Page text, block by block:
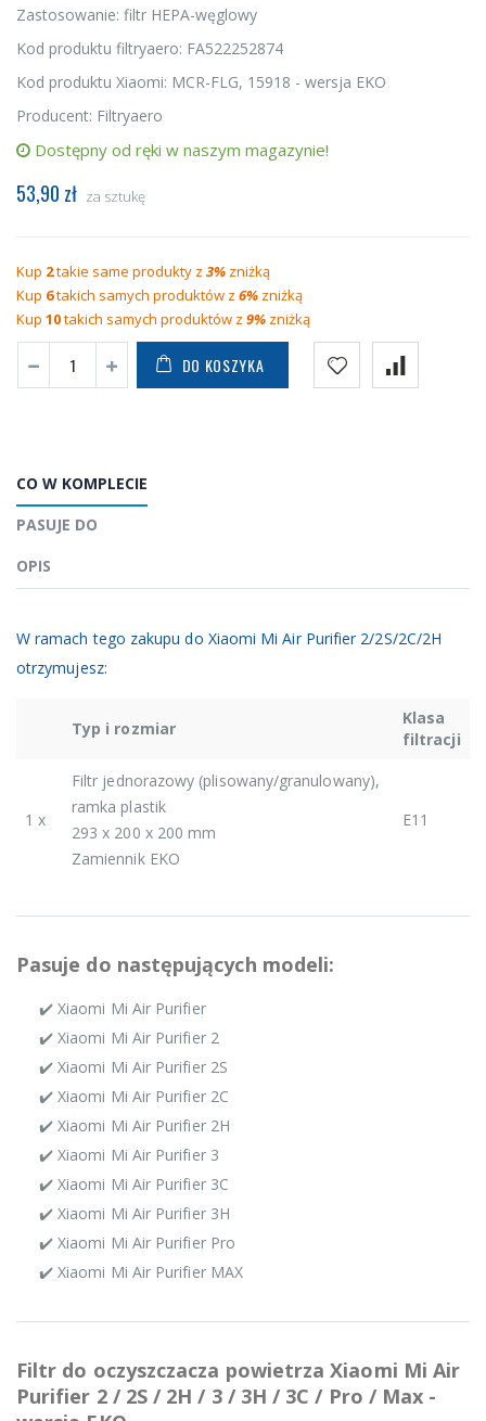
Zastosowanie: filtr HEPA-węglowy
Kod produktu filtryaero: FA522252874
Kod produktu Xiaomi: MCR-FLG, 15918 - wersja EKO
Producent: Filtryaero
Dostępny od ręki w naszym magazynie!
53,90 zł za sztukę
Kup 2takie same produkty z 3% zniżką
Kup 6takich samych produktów z 6% zniżką
Kup 10takich samych produktów z 9% zniżką
DO KOSZYKA
CO W KOMPLECIE
PASUJE DO
OPIS
W ramach tego zakupu do Xiaomi Mi Air Purifier 2/2S/2C/2H
otrzymujesz:
Typ i rozmiar
Klasa
filtracji
1 x
Filtr jednorazowy (plisowany/granulowany),
ramka plastik
293 x 200 x 200 mm
Zamiennik EKO
E11
Pasuje do następujących modeli:
✔️ Xiaomi Mi Air Purifier
✔️ Xiaomi Mi Air Purifier 2
✔️ Xiaomi Mi Air Purifier 2S
✔️ Xiaomi Mi Air Purifier 2C
✔️ Xiaomi Mi Air Purifier 2H
✔️ Xiaomi Mi Air Purifier 3
✔️ Xiaomi Mi Air Purifier 3C
✔️ Xiaomi Mi Air Purifier 3H
✔️ Xiaomi Mi Air Purifier Pro
✔️ Xiaomi Mi Air Purifier MAX
Filtr do oczyszczacza powietrza Xiaomi Mi Air
Purifier 2 / 2S / 2H / 3 / 3H / 3C / Pro / Max -